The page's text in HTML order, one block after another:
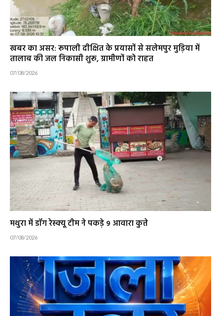
खबर का असर: रूपाली दीक्षित के प्रयासों से सलेमपुर मुड़िया में
तालाब की जल निकासी शुरू, ग्रामीणों को राहत
07/08/2026
मथुरा में डॉग रेस्क्यू टीम ने पकड़े 9 आवारा कुत्ते
07/08/2026